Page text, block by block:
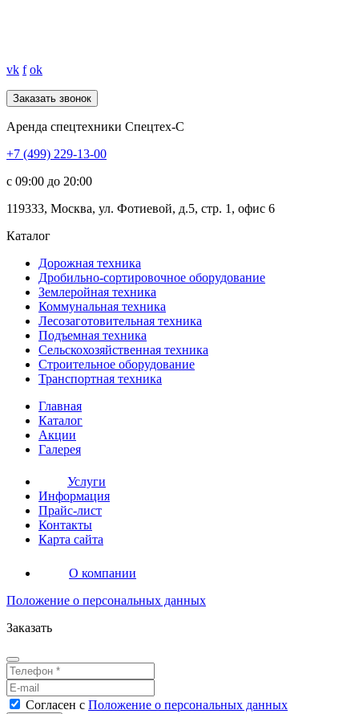
vk f ok
Аренда спецтехники Спецтех-С
+7 (499) 229-13-00
c 09:00 до 20:00
119333, Москва, ул. Фотиевой, д.5, стр. 1, офис 6
Каталог
Дорожная техника
Дробильно-сортировочное оборудование
Землеройная техника
Коммунальная техника
Лесозаготовительная техника
Подъемная техника
Сельскохозяйственная техника
Строительное оборудование
Транспортная техника
Главная
Каталог
Акции
Галерея
Услуги
Информация
Прайс-лист
Контакты
Карта сайта
О компании
Положение о персональных данных
Заказать
Согласен с Положение о персональных данных